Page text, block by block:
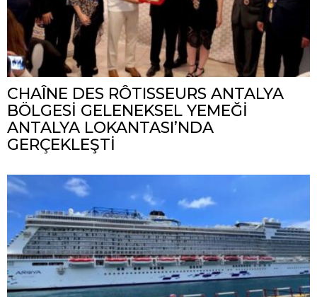
CHAÎNE DES RÔTISSEURS ANTALYA
BÖLGESİ GELENEKSEL YEMEĞİ
ANTALYA LOKANTASI’NDA
GERÇEKLEŞTİ